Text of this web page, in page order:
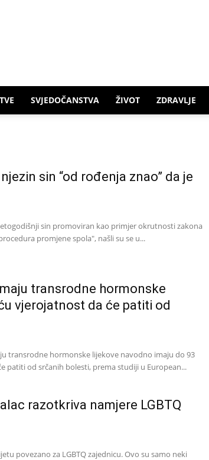
SVJEDOČANSTVA ŽIVOT ZDRAVLJE
sin “od rođenja znao” da je
sin promoviran kao primjer okrutnosti zakona
promjene spola", našli su se u...
transrodne hormonske
vjerojatnost da će patiti od
transrodne hormonske lijekove navodno imaju do 93
patiti od srčanih bolesti, prema studiji u European...
razotkriva namjere LGBTQ
povezano za LGBTQ zajednicu. Ovo su samo neki